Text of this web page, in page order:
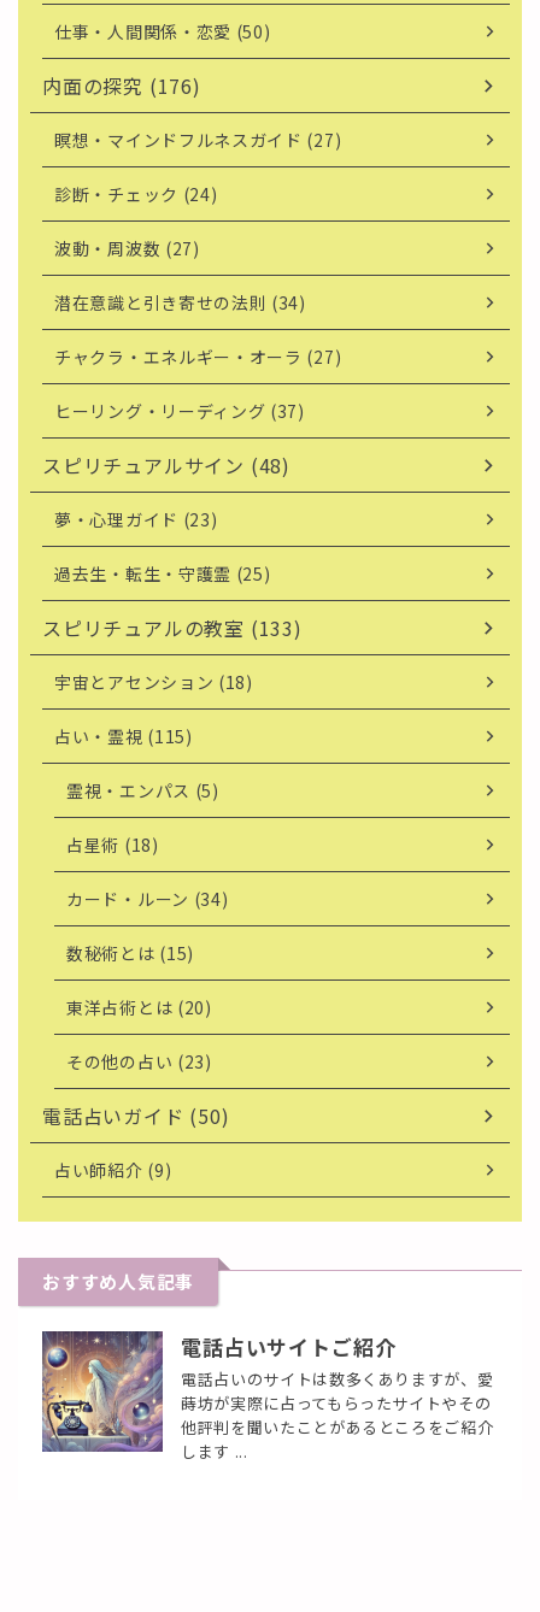
仕事・人間関係・恋愛 (50)
内面の探究 (176)
瞑想・マインドフルネスガイド (27)
診断・チェック (24)
波動・周波数 (27)
潜在意識と引き寄せの法則 (34)
チャクラ・エネルギー・オーラ (27)
ヒーリング・リーディング (37)
スピリチュアルサイン (48)
夢・心理ガイド (23)
過去生・転生・守護霊 (25)
スピリチュアルの教室 (133)
宇宙とアセンション (18)
占い・霊視 (115)
霊視・エンパス (5)
占星術 (18)
カード・ルーン (34)
数秘術とは (15)
東洋占術とは (20)
その他の占い (23)
電話占いガイド (50)
占い師紹介 (9)
おすすめ人気記事
電話占いサイトご紹介
電話占いのサイトは数多くありますが、愛
蒔坊が実際に占ってもらったサイトやその
他評判を聞いたことがあるところをご紹介
します ...